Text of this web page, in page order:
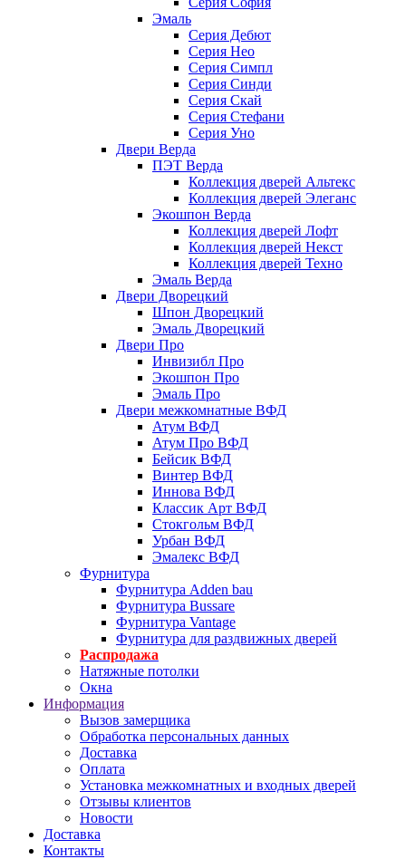
Эмаль
Серия Дебют
Серия Нео
Серия Симпл
Серия Синди
Серия Скай
Серия Стефани
Серия Уно
Двери Верда
ПЭТ Верда
Коллекция дверей Альтекс
Коллекция дверей Элеганс
Экошпон Верда
Коллекция дверей Лофт
Коллекция дверей Некст
Коллекция дверей Техно
Эмаль Верда
Двери Дворецкий
Шпон Дворецкий
Эмаль Дворецкий
Двери Про
Инвизибл Про
Экошпон Про
Эмаль Про
Двери межкомнатные ВФД
Атум ВФД
Атум Про ВФД
Бейсик ВФД
Винтер ВФД
Иннова ВФД
Классик Арт ВФД
Стокгольм ВФД
Урбан ВФД
Эмалекс ВФД
Фурнитура
Фурнитура Adden bau
Фурнитура Bussare
Фурнитура Vantage
Фурнитура для раздвижных дверей
Распродажа
Натяжные потолки
Окна
Информация
Вызов замерщика
Обработка персональных данных
Доставка
Оплата
Установка межкомнатных и входных дверей
Отзывы клиентов
Новости
Доставка
Контакты